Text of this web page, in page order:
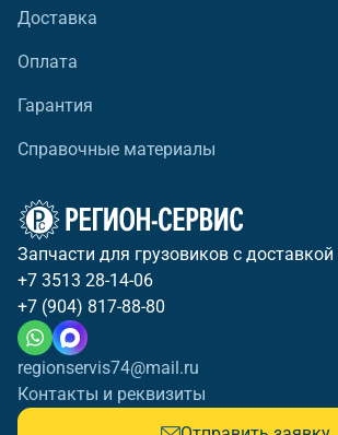
Доставка
Оплата
Гарантия
Справочные материалы
Запчасти для грузовиков с
+7 3513 28-14-06
+7 (904) 817-88-80
regionservis74@mail.ru
Контакты и реквизиты